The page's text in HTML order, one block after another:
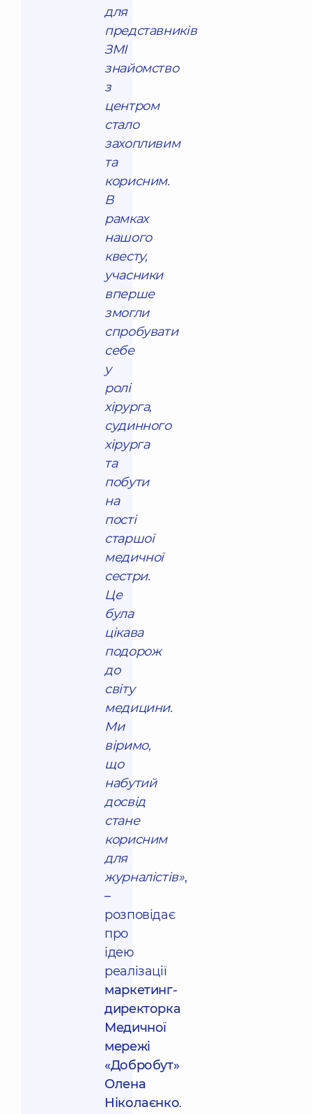
для
представників
ЗМІ
знайомство
з
центром
стало
захопливим
та
корисним.
В
рамках
нашого
квесту,
учасники
вперше
змогли
спробувати
себе
у
ролі
хірурга,
судинного
хірурга
та
побути
на
пості
старшої
медичної
сестри.
Це
була
цікава
подорож
до
світу
медицини.
Ми
віримо,
що
набутий
досвід
стане
корисним
для
журналістів»,
–
розповідає
про
ідею
реалізації
маркетинг-
директорка
Медичної
мережі
«Добробут»
Олена
Ніколаєнко.